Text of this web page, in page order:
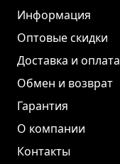
Информация
Оптовые скидки
Доставка и оплата
Обмен и возврат
Гарантия
О компании
Контакты